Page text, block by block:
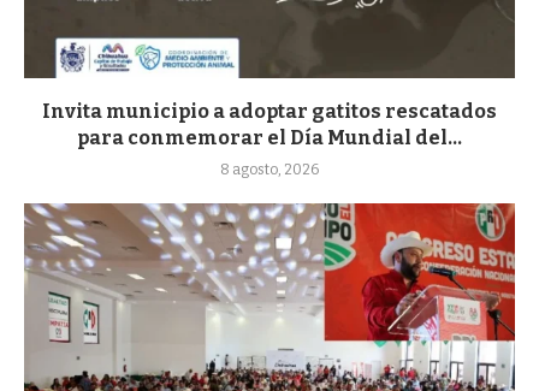
Invita municipio a adoptar gatitos rescatados
para conmemorar el Día Mundial del...
8 agosto, 2026